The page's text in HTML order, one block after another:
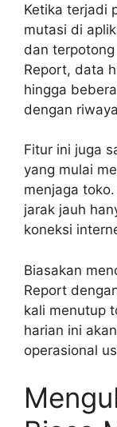
Ketika terjadi
mutasi di
dan
Report, data
hingga
dengan
Fitur ini juga
yang mulai
menjaga
jarak jauh
koneksi
Biasakan
Report
kali menutup
harian ini
operasional